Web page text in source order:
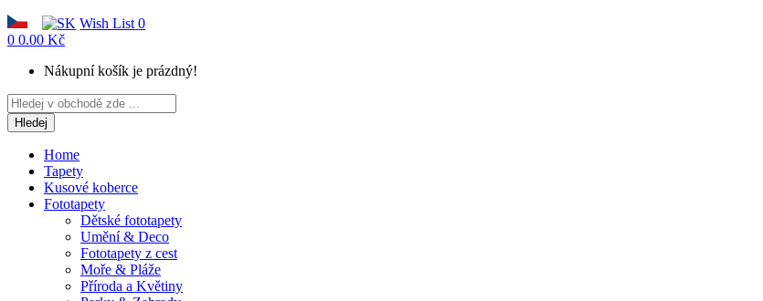
Wish List 0
0 0.00 Kč
Nákupní košík je prázdný!
Hledej
Home
Tapety
Kusové koberce
Fototapety
Dětské fototapety
Umění & Deco
Fototapety z cest
Moře & Pláže
Příroda a Květiny